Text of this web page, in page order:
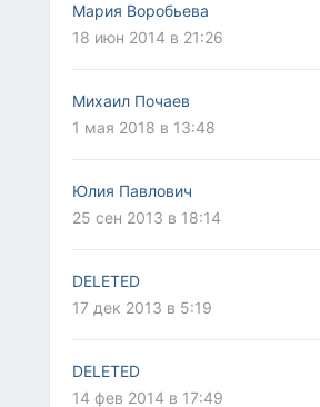
Мария Воробьева
18 июн 2014 в 21:26
Михаил Почаев
1 мая 2018 в 13:48
Юлия Павлович
25 сен 2013 в 18:14
DELETED
17 дек 2013 в 5:19
DELETED
14 фев 2014 в 17:49